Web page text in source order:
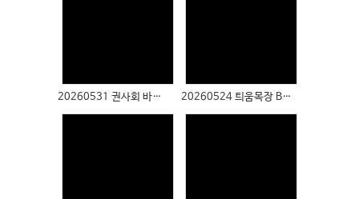
20260531 권사회 바자회 20260524 틔움목장 BBQ